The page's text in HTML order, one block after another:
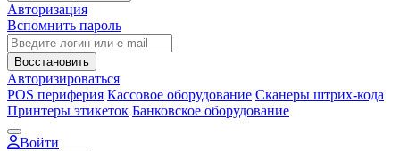
Авторизация
Вспомнить пароль
Восстановить
Авторизироваться
POS периферия Кассовое оборудование Сканеры штрих-кода
Принтеры этикеток Банковское оборудование
Войти